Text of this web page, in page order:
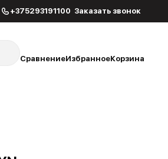
+375293191100 Заказать звонок
СравнениеИзбранноеКорзина